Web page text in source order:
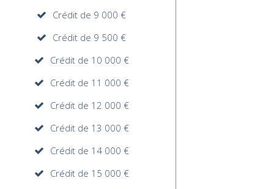
Crédit de 9 000 €
Crédit de 9 500 €
Crédit de 10 000 €
Crédit de 11 000 €
Crédit de 12 000 €
Crédit de 13 000 €
Crédit de 14 000 €
Crédit de 15 000 €